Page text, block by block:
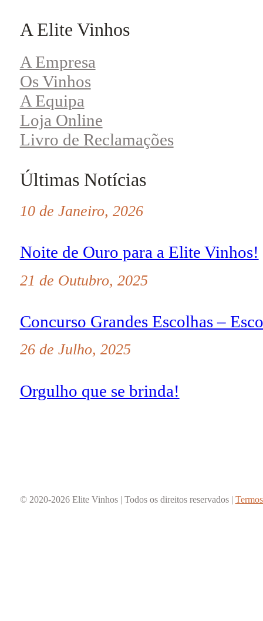
A Elite Vinhos
A Empresa
Os Vinhos
A Equipa
Loja Online
Livro de Reclamações
Últimas Notícias
10 de Janeiro, 2026
Noite de Ouro para a Elite Vinhos!
21 de Outubro, 2025
Concurso Grandes Escolhas –
26 de Julho, 2025
Orgulho que se brinda!
© 2020-2026 Elite Vinhos | Todos os direitos reservados |